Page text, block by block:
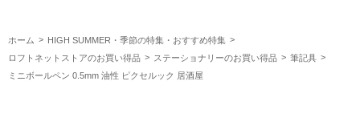
ホーム
HIGH SUMMER・季節の特集・おすすめ特集
ロフトネットストアのお買い得品
ステーショナリーのお買い得品
筆記具
ミニボールペン 0.5mm 油性 ピクセルック 居酒屋